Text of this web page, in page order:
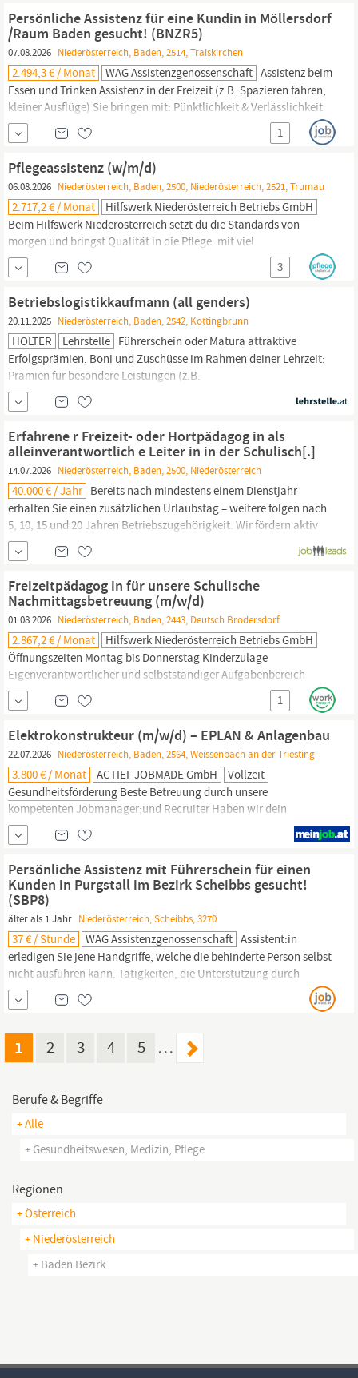
mehr sowie steuerbegünstigte Lebensmittelgutscheine und...
Persönliche Assistenz für eine Kundin in Möllersdorf
/Raum Baden gesucht! (BNZR5)
07.08.2026 Niederösterreich, Baden, 2514, Traiskirchen
2.494,3 € / Monat WAG Assistenzgenossenschaft Assistenz beim
Essen und Trinken Assistenz in der Freizeit (z.B. Spazieren fahren,
kleiner Ausflüge) Sie bringen mit: Pünktlichkeit & Verlässlichkeit
körperliche Belastbarkeit Zeitliche Flexibilität Bereitschaft zu
Wochenend- und Nachtdiensten Soziale Kompetenz FS B
erforderlich PC-Kenntnisse Persönliche Assistent:innen benötigen
in der Regel keine formalen Ausbildungen des
1
Pflegeassistenz (w/m/d)
06.08.2026 Niederösterreich, Baden, 2500, Niederösterreich, 2521, Trumau
2.717,2 € / Monat
Hilfswerk Niederösterreich Betriebs GmbH
Beim Hilfswerk Niederösterreich setzt du die Standards von
morgen und bringst Qualität in die Pflege: mit viel
Eigenverantwortung, deinem Fachwissen und wertvollem
Austausch. Wir sind die Nr. 1 in der Pflege zu Hause! Werde auch
sofort die Jobposition Pflegeassistenz (w/m/d) Pflegeassistenz
(w...
3
Betriebslogistikkaufmann (all genders)
20.11.2025 Niederösterreich, Baden, 2542, Kottingbrunn
HOLTER Lehrstelle Führerschein oder Matura attraktive
Erfolgsprämien, Boni und Zuschüsse im Rahmen deiner Lehrzeit:
Prämien für besondere Leistungen (z.B.
Lehrabschluss/Berufsschule) gratis Jugendnetz-Ticket damit du
mobil bist bezahlte Pausen und
geworden? Dann zögere nicht...
Erfahrene r Freizeit- oder Hortpädagog in als
alleinverantwortlich e Leiter in in der Schulisch[.]
14.07.2026 Niederösterreich, Baden, 2500, Niederösterreich
40.000 € / Jahr Bereits nach mindestens einem Dienstjahr
erhalten Sie einen zusätzlichen Urlaubstag – weitere folgen nach
5, 10, 15 und 20 Jahren Betriebszugehörigkeit. Wir fördern aktiv
Ihre Gesundheit und Ihr Wohlbefinden – mit betrieblicher
Gesundheitsförderung,
Supervision, Fachcoaching, betrieblicher
Freizeitpädagog in für unsere Schulische
Nachmittagsbetreuung (m/w/d)
01.08.2026 Niederösterreich, Baden, 2443, Deutsch Brodersdorf
2.867,2 € / Monat
Hilfswerk Niederösterreich Betriebs GmbH
Öffnungszeiten Montag bis Donnerstag Kinderzulage
Eigenverantwortlicher und selbstständiger Aufgabenbereich
Regelmäßige Teamgespräche Arbeit in einem
multiprofessionellen Team Umfangreiches Aus- und
Fortbildungsangebot Betriebliche
Bedarfsorientierte Einarbeitungszeit Vereinbarkeit von Beruf und
Familie Transparente Standards zum...
1
Elektrokonstrukteur (m/w/d) – EPLAN & Anlagenbau
22.07.2026 Niederösterreich, Baden, 2564, Weissenbach an der Triesting
3.800 € / Monat ACTIEF JOBMADE GmbH
Vollzeit
Gesundheitsförderung Beste Betreuung durch unsere
kompetenten Jobmanager;und Recruiter Haben wir dein
Interesse geweckt? Dann bewirb dich mit nur wenigen Schritten
direkt mit dem Button „JETZT BEWERBEN“ über unser online
Persönliche Assistenz mit Führerschein für einen
Kunden in Purgstall im Bezirk Scheibbs gesucht!
(SBP8)
älter als 1 Jahr Niederösterreich, Scheibbs, 3270
37 € / Stunde WAG Assistenzgenossenschaft Assistent:in
erledigen Sie jene Handgriffe, welche die behinderte Person selbst
nicht ausführen kann. Tätigkeiten, die Unterstützung durch
Persönliche Assistenz erfordern: Unterstützung bei der
Körperpflege (am WC, beim
Handreichungen
1 2 3 4 5 …
Berufe & Begriffe
+ Alle
+ Gesundheitswesen, Medizin, Pflege
Regionen
+ Österreich
+ Niederösterreich
+ Baden Bezirk